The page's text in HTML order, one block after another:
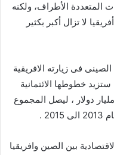
المتعددة الأطراف، ولكنه
لا تزال أكبر بكثير
فى زيارته الافريقية
خطوطها الائتمانية
الثنائية مع البلدان الأفريقية الى نحو 10 مليار دولار ، ليصل المجموع
بين الصين وافريقيا